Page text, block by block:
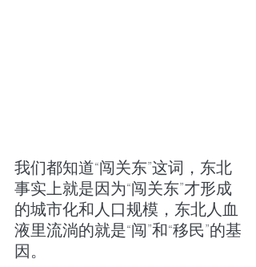
我们都知道“闯关东”这词，东北
事实上就是因为“闯关东”才形成
的城市化和人口规模，东北人血
液里流淌的就是“闯”和“移民”的基
因。